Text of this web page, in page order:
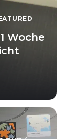
Woche